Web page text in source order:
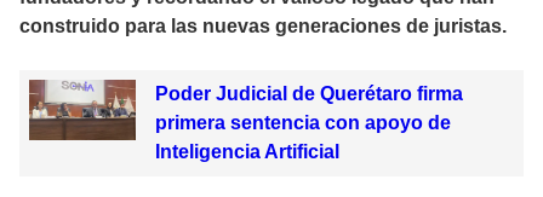
construido para las nuevas generaciones de juristas.
Poder Judicial de Querétaro firma
primera sentencia con apoyo de
Inteligencia Artificial